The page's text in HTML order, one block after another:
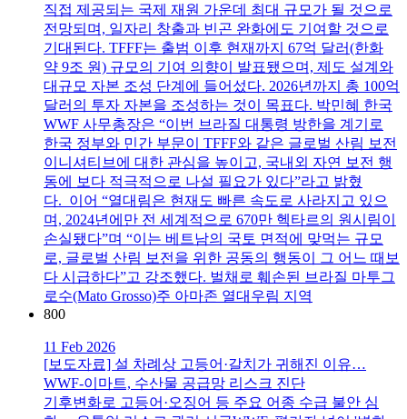
직접 제공되는 국제 재원 가운데 최대 규모가 될 것으로
전망되며, 일자리 창출과 빈곤 완화에도 기여할 것으로
기대된다. TFFF는 출범 이후 현재까지 67억 달러(한화
약 9조 원) 규모의 기여 의향이 발표됐으며, 제도 설계와
대규모 자본 조성 단계에 들어섰다. 2026년까지 총 100억
달러의 투자 자본을 조성하는 것이 목표다. 박민혜 한국
WWF 사무총장은 “이번 브라질 대통령 방한을 계기로
한국 정부와 민간 부문이 TFFF와 같은 글로벌 산림 보전
이니셔티브에 대한 관심을 높이고, 국내외 자연 보전 행
동에 보다 적극적으로 나설 필요가 있다”라고 밝혔
다. 이어 “열대림은 현재도 빠른 속도로 사라지고 있으
며, 2024년에만 전 세계적으로 670만 헥타르의 원시림이
손실됐다”며 “이는 베트남의 국토 면적에 맞먹는 규모
로, 글로벌 산림 보전을 위한 공동의 행동이 그 어느 때보
다 시급하다”고 강조했다. 벌채로 훼손된 브라질 마투그
로수(Mato Grosso)주 아마존 열대우림 지역
800
11 Feb 2026
[보도자료] 설 차례상 고등어·갈치가 귀해진 이유…
WWF-이마트, 수산물 공급망 리스크 진단
기후변화로 고등어·오징어 등 주요 어종 수급 불안 심